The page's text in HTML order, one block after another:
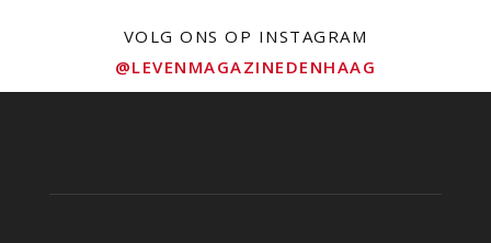
VOLG ONS OP INSTAGRAM
@LEVENMAGAZINEDENHAAG